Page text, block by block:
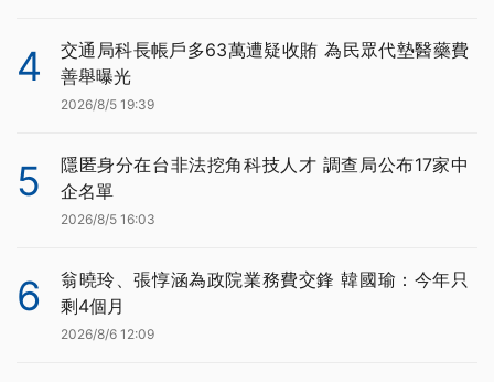
4
交通局科長帳戶多63萬遭疑收賄 為民眾代墊醫藥費
善舉曝光
2026/8/5 19:39
5
隱匿身分在台非法挖角科技人才 調查局公布17家中
企名單
2026/8/5 16:03
6
翁曉玲、張惇涵為政院業務費交鋒 韓國瑜：今年只
剩4個月
2026/8/6 12:09